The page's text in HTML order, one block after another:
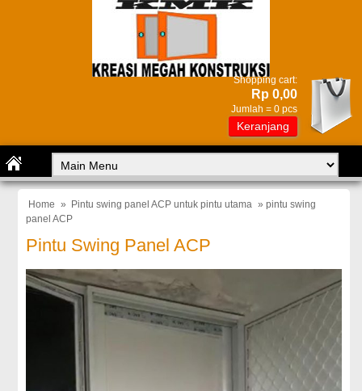
Shopping cart:
Rp 0,00
Jumlah = 0 pcs
Keranjang
Home » Pintu swing panel ACP untuk pintu utama » pintu swing
panel ACP
Pintu Swing Panel ACP